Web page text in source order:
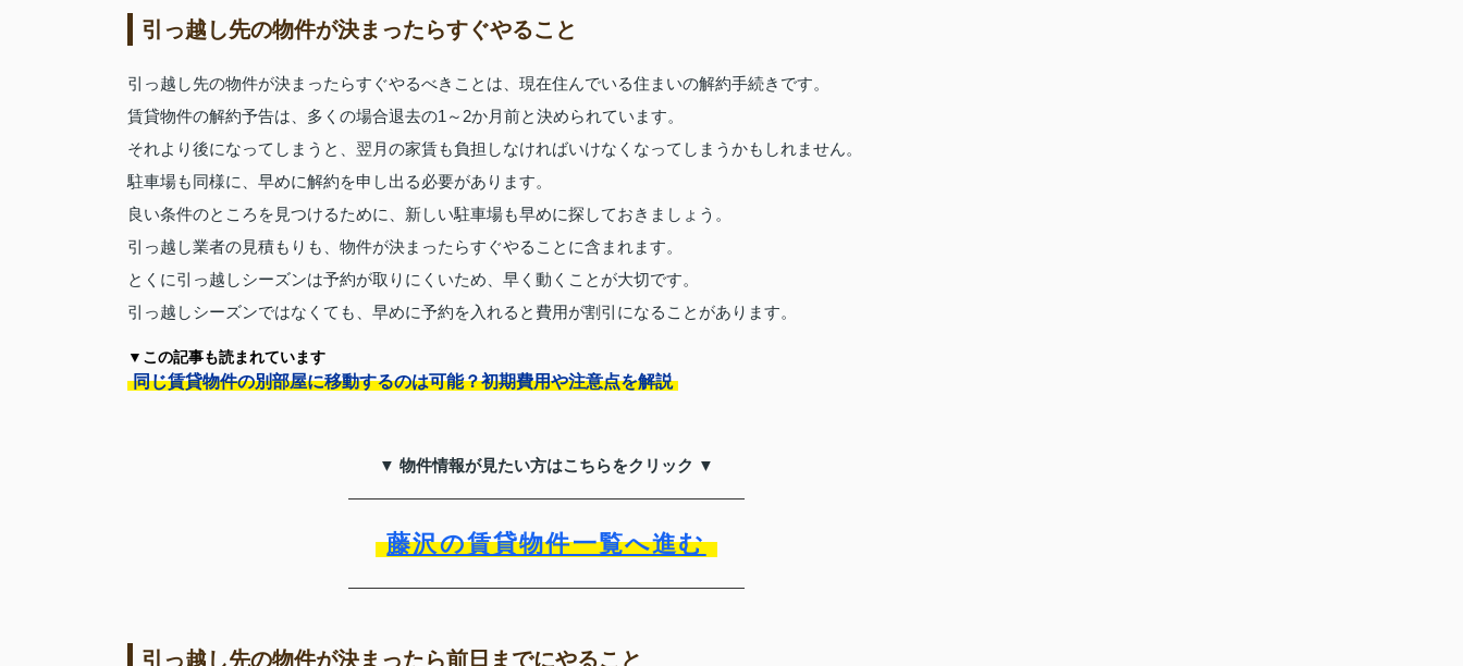
引っ越し先の物件が決まったらすぐやること
引っ越し先の物件が決まったらすぐやるべきことは、現在住んでいる住まいの解約手続きです。
賃貸物件の解約予告は、多くの場合退去の1～2か月前と決められています。
それより後になってしまうと、翌月の家賃も負担しなければいけなくなってしまうかもしれません。
駐車場も同様に、早めに解約を申し出る必要があります。
良い条件のところを見つけるために、新しい駐車場も早めに探しておきましょう。
引っ越し業者の見積もりも、物件が決まったらすぐやることに含まれます。
とくに引っ越しシーズンは予約が取りにくいため、早く動くことが大切です。
引っ越しシーズンではなくても、早めに予約を入れると費用が割引になることがあります。
▼この記事も読まれています
同じ賃貸物件の別部屋に移動するのは可能？初期費用や注意点を解説
▼ 物件情報が見たい方はこちらをクリック ▼
藤沢の賃貸物件一覧へ進む
引っ越し先の物件が決まったら前日までにやること